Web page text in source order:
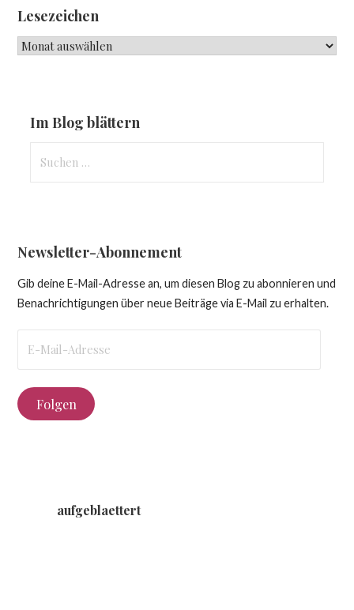
Lesezeichen
Lesezeichen
Im Blog blättern
nach:
Newsletter-Abonnement
Gib deine E-Mail-Adresse an, um diesen Blog zu abonnieren und
Benachrichtigungen über neue Beiträge via E-Mail zu erhalten.
Mail-
Folgen
aufgeblaettert